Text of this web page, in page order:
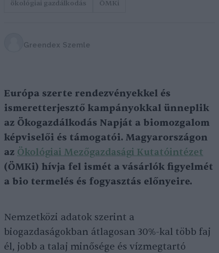
ökológiai gazdálkodás ÖMKi
Greendex Szemle
Európa szerte rendezvényekkel és
ismeretterjesztő kampányokkal ünneplik
az Ökogazdálkodás Napját a biomozgalom
képviselői és támogatói. Magyarországon
az Ökológiai Mezőgazdasági Kutatóintézet
(ÖMKi) hívja fel ismét a vásárlók figyelmét
a bio termelés és fogyasztás előnyeire.
Nemzetközi adatok szerint a
biogazdaságokban átlagosan 30%-kal több faj
él, jobb a talaj minősége és vízmegtartó